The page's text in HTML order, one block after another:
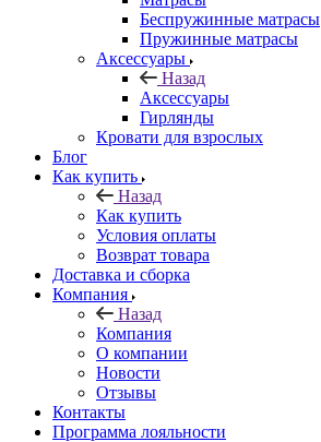
Беспружинные матрасы
Пружинные матрасы
Аксессуары
Назад
Аксессуары
Гирлянды
Кровати для взрослых
Блог
Как купить
Назад
Как купить
Условия оплаты
Возврат товара
Доставка и сборка
Компания
Назад
Компания
О компании
Новости
Отзывы
Контакты
Программа лояльности